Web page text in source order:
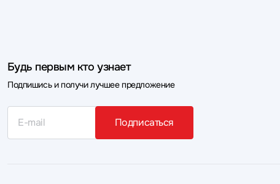
Будь первым кто узнает
Подпишись и получи лучшее предложение
Подписаться